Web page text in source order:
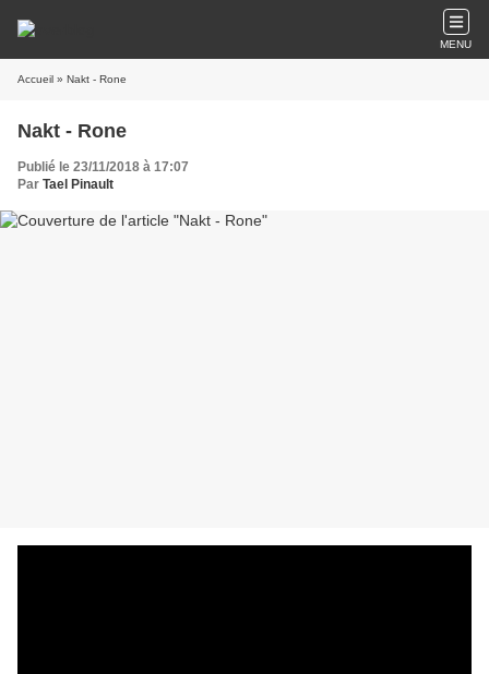
MENU
Accueil » Nakt - Rone
Nakt - Rone
Publié le 23/11/2018 à 17:07
Par Tael Pinault